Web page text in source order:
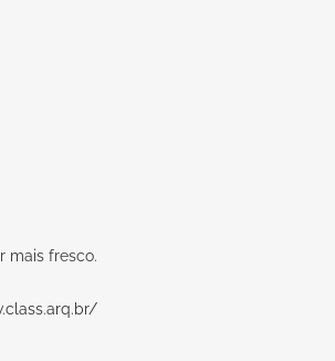
mais fresco.